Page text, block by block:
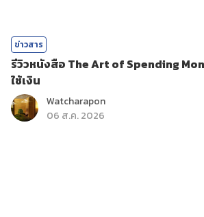
ข่าวสาร
รีวิวหนังสือ The Art of Spending
ใช้เงิน
Watcharapon
06 ส.ค. 2026